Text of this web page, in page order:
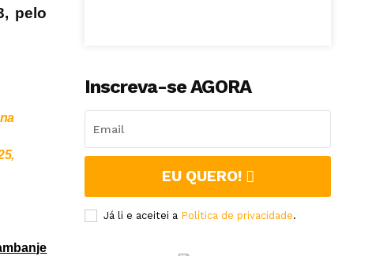
pelo
Inscreva-se AGORA
EU QUERO!
Já li e aceitei a Política de privacidade.